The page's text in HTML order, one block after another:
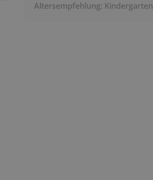
Altersempfehlung: Kindergarten